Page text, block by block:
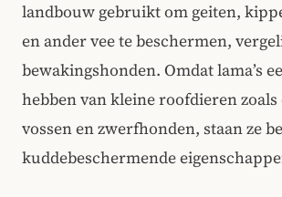
landbouw gebruikt om geiten,
en ander vee te beschermen,
bewakingshonden. Omdat lama’s
hebben van kleine roofdieren zoals
vossen en zwerfhonden, staan ze
kuddebeschermende